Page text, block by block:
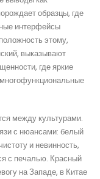
образцы, где
интерфейсы
этому,
выказывают
где яркие
между культурами.
с нюансами: белый
и невинность,
с печалью. Красный
на Западе, в Китае